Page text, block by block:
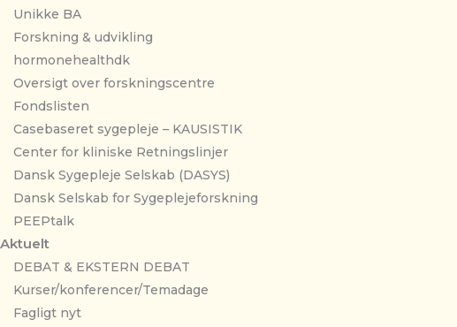
Unikke BA
Forskning & udvikling
hormonehealthdk
Oversigt over forskningscentre
Fondslisten
Casebaseret sygepleje – KAUSISTIK
Center for kliniske Retningslinjer
Dansk Sygepleje Selskab (DASYS)
Dansk Selskab for Sygeplejeforskning
PEEPtalk
Aktuelt
DEBAT & EKSTERN DEBAT
Kurser/konferencer/Temadage
Fagligt nyt